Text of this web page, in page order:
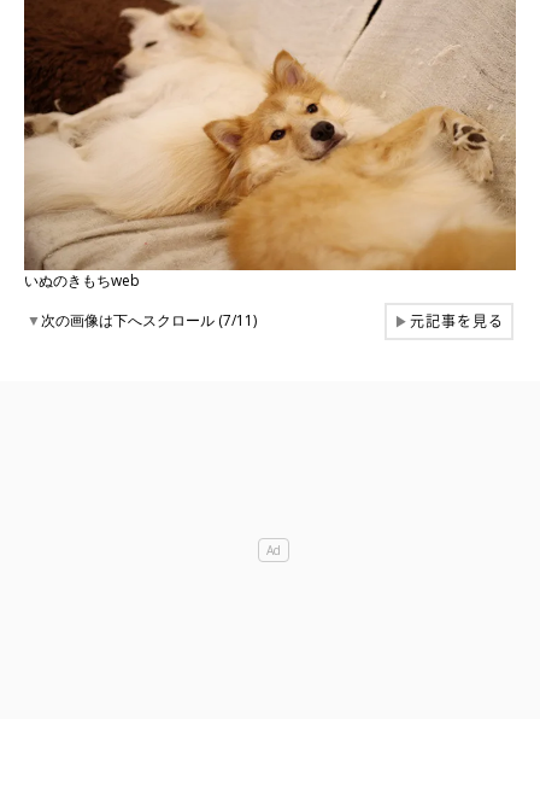
いぬのきもちweb
▼次の画像は下へスクロール (7/11) ▶元記事を見る